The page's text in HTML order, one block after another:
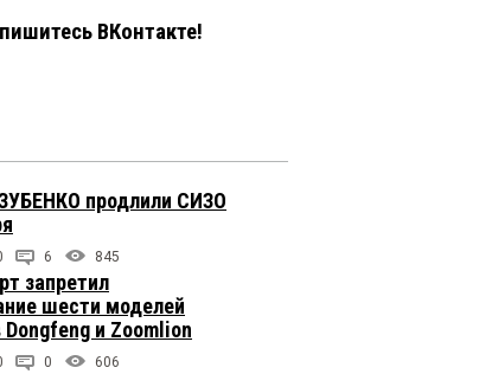
ВКонтакте!
продлили СИЗО
6 845
запретил
шести моделей
Dongfeng и Zoomlion
0 606